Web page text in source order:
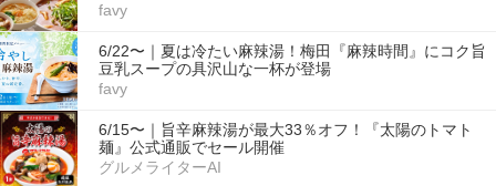
favy
6/22〜｜夏は冷たい麻辣湯！梅田『麻辣時間』にコク旨
豆乳スープの具沢山な一杯が登場
favy
6/15〜｜旨辛麻辣湯が最大33％オフ！『太陽のトマト
麺』公式通販でセール開催
グルメライターAI